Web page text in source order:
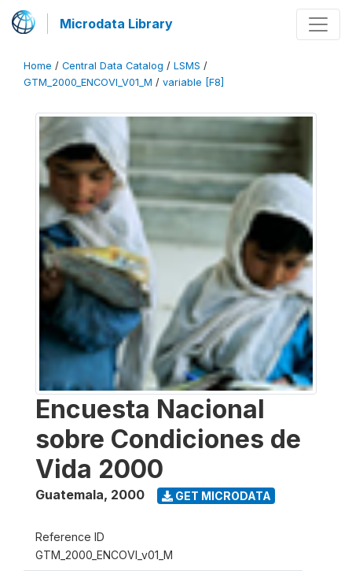
Microdata Library
Home / Central Data Catalog / LSMS /
GTM_2000_ENCOVI_V01_M / variable [F8]
Encuesta Nacional
sobre Condiciones de
Vida 2000
Guatemala, 2000 GET MICRODATA
Reference ID
GTM_2000_ENCOVI_v01_M